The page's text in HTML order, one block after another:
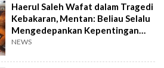
Haerul Saleh Wafat dalam Tragedi
Kebakaran, Mentan: Beliau Selalu
Mengedepankan Kepentingan
Bangsa
NEWS